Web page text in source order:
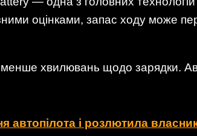
оцінками, запас ходу може
хвилювань щодо зарядки.
автопілота і розлютила